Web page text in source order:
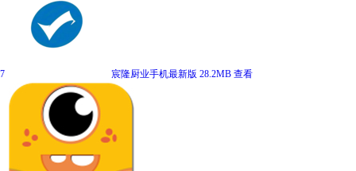
7 宸隆厨业手机最新版 28.2MB 查看